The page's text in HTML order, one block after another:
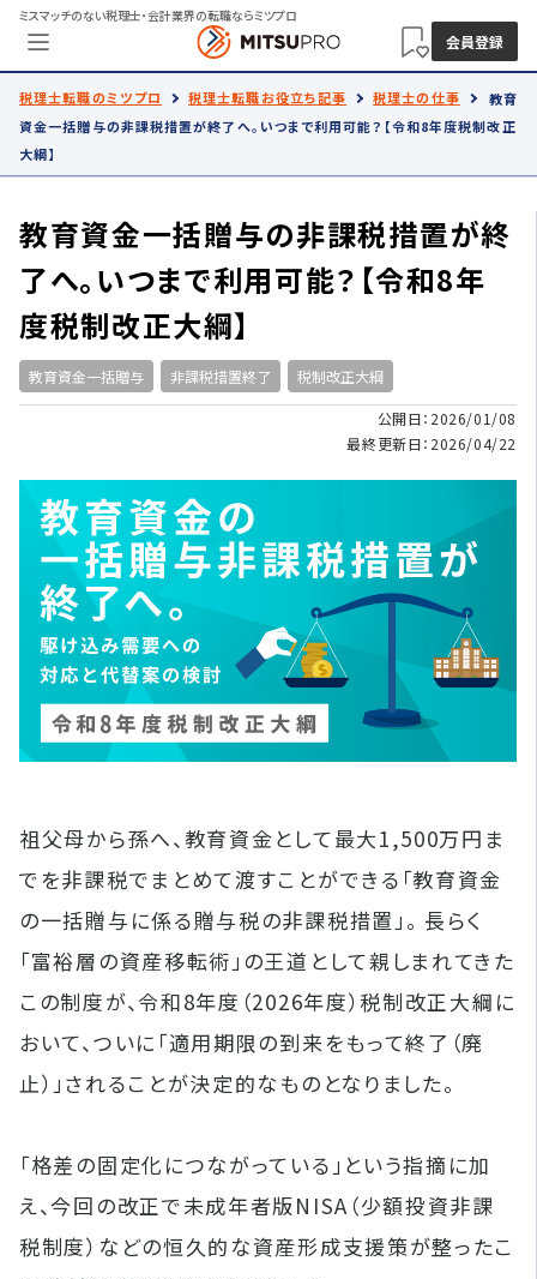
ミスマッチのない税理士・会計業界の転職ならミツプロ
会員登録
税理士転職のミツプロ 税理士転職お役立ち記事 税理士の仕事
教育
資金一括贈与の非課税措置が終了へ。いつまで利用可能？【令和8年度税制改正
大綱】
教育資金一括贈与の非課税措置が終
了へ。いつまで利用可能？【令和8年
度税制改正大綱】
教育資金一括贈与 非課税措置終了 税制改正大綱
公開日：2026/01/08
最終更新日：2026/04/22
祖父母から孫へ、教育資金として最大1,500万円ま
でを非課税でまとめて渡すことができる「教育資金
の一括贈与に係る贈与税の非課税措置」。 長らく
「富裕層の資産移転術」の王道として親しまれてきた
この制度が、令和8年度（2026年度）税制改正大綱に
おいて、ついに「適用期限の到来をもって終了（廃
止）」されることが決定的なものとなりました。
「格差の固定化につながっている」という指摘に加
え、今回の改正で未成年者版NISA（少額投資非課
税制度）などの恒久的な資産形成支援策が整ったこ